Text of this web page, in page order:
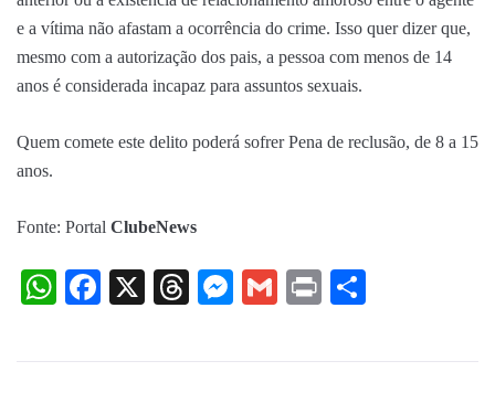
e a vítima não afastam a ocorrência do crime. Isso quer dizer que,
mesmo com a autorização dos pais, a pessoa com menos de 14
anos é considerada incapaz para assuntos sexuais.
Quem comete este delito poderá sofrer Pena de reclusão, de 8 a 15
anos.
Fonte: Portal ClubeNews
WhatsApp
Facebook
X Threads
Messenger
Gmail
Print